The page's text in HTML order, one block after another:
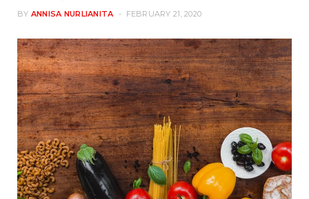
BY ANNISA NURLIANITA FEBRUARY 21, 2020